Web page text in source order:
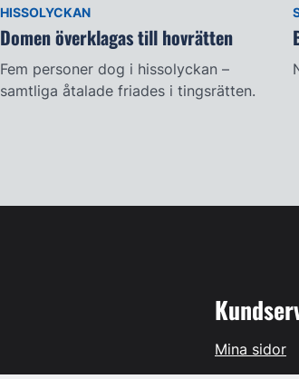
HISSOLYCKAN
Domen överklagas till hovrätten
Fem personer dog i hissolyckan –
samtliga åtalade friades i tingsrätten.
Mina sidor